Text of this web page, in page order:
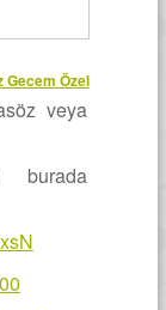
Gecem Özel
veya
burada